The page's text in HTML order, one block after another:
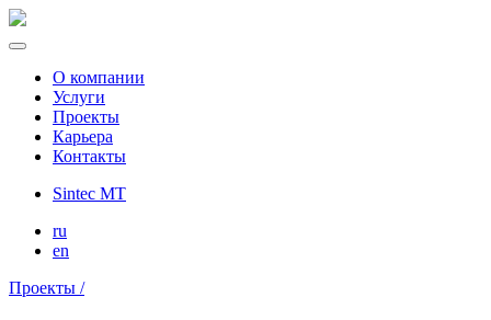
О компании
Услуги
Проекты
Карьера
Контакты
Sintec MT
ru
en
Проекты /